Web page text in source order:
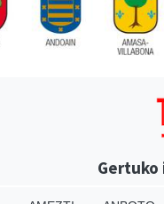
Gertuko